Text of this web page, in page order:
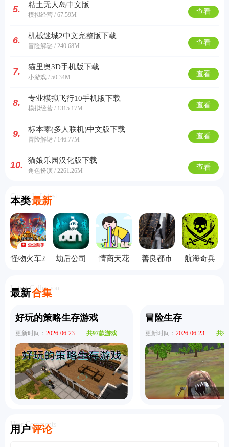
5. 粘土无人岛中文版
模拟经营 / 67.59M 查看
6. 机械迷城2中文完整版下载
冒险解谜 / 240.68M 查看
7. 猫里奥3D手机版下载
小游戏 / 50.34M 查看
8. 专业模拟飞行10手机版下载
模拟经营 / 1315.17M 查看
9. 标本零(多人联机)中文版下载
冒险解谜 / 146.77M 查看
10. 猫娘乐园汉化版下载
角色扮演 / 2261.26M 查看
本类最新
Currently Latest
怪物火车2
版
劫后公司
情商天花
善良都市
航海奇兵
最新合集
Latest Collection
好玩的策略生存游戏
更新时间： 2026-06-23 共97款游戏
冒险生存
更新时间： 2026-06-23 共
用户评论
User Comments